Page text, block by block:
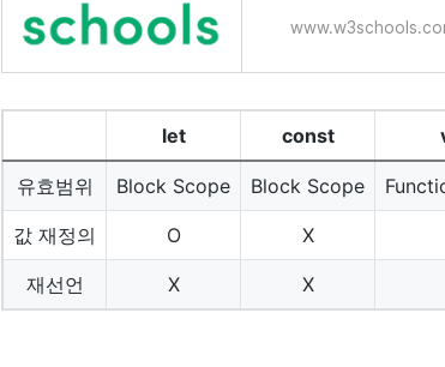
let const
유효범위 Block Scope Block Scope
값 재정의 O X
재선언 X X